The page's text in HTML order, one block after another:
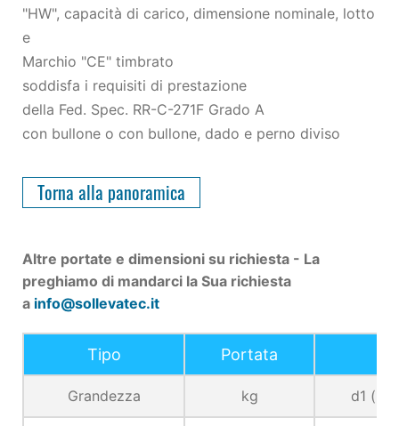
"HW", capacità di carico, dimensione nominale, lotto
e
Marchio "CE" timbrato
soddisfa i requisiti di prestazione
della Fed. Spec. RR-C-271F Grado A
con bullone o con bullone, dado e perno diviso
Torna alla panoramica
Altre portate e dimensioni su richiesta - La
preghiamo di mandarci la Sua richiesta
a info@sollevatec.it
Tipo Portata
Grandezza kg d1